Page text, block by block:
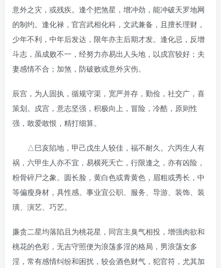
意外之灾，或残疾。逢个把煞星，增冲劲，能冲破天罗地网
的制约。逢化禄，官宫武相化科，文武兼备，且擅长理财，
少年不利，中年后发达，限年亦主后期才发。逢化忌，反增
斗志，虽成败不一，经努力亦易出人头地，以戍宫较好；夫
妻感情不合；加煞，防破败或意外灾伤。
辰宫，为人固执，循规守渠，宽严并存，勤俭，社交广，喜
策划。戍宫，意志坚强，积极向上，冒险，冷酷，原则性
强，敢爱敢恨，精打细算。
△巳亥陷地，甲己戊生人较佳，福不耐久。六丙生人有
祸，六甲生人亦不宜，易横死夭亡，行限逢之，亦有凶险，
粉骨碎尸之象。圆长脸，黄白色或青黄色，眉粗或秀长，中
等偏瘦身材，具性感。事业宜公职、服务、导游、装饰、装
璜、演艺、巧艺。
廉贪二星均落陷且为桃花星，同宫主臭气相投，增强肉欲和
桃花的色彩，无吉守照便为浪荡多淫的格局，男浪荡女多
淫，常有感情纠纷和困扰，较会酒色财气，犯官符，尤其加